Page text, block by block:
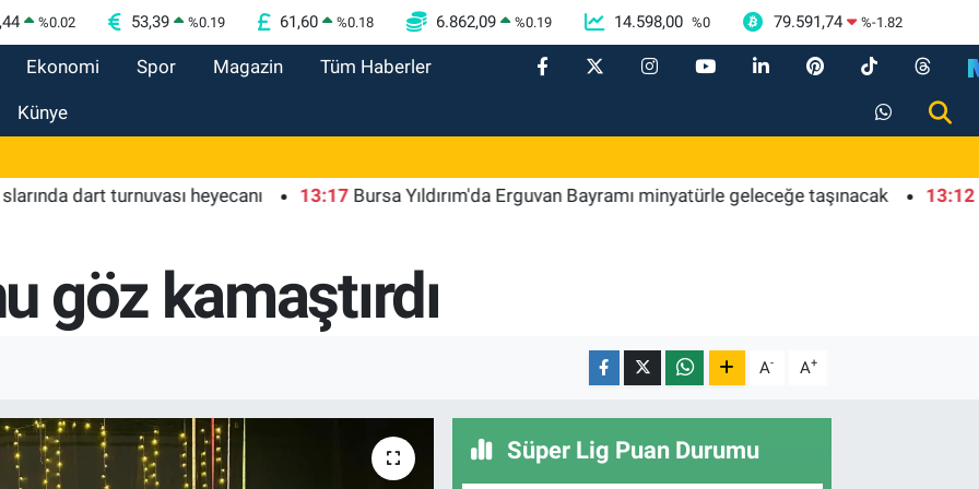
%0.02 53,39 %0.19 61,60 %0.18 6.862,09 %0.19 14.598,00 %0 79.591,74 %-1.82
Ekonomi Spor Magazin Tüm Haberler
Künye
dart turnuvası heyecanı 13:17 Bursa Yıldırım'da Erguvan Bayramı minyatürle geleceğe taşınacak 13:12
göz kamaştırdı
A- A+
Süper Lig Puan Durumu